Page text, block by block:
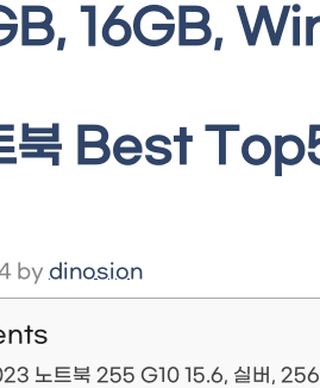
16GB,
북 Best
by dinosion
노트북 255 G10 15.6, 실버,